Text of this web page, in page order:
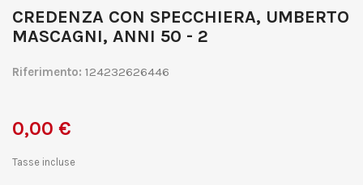
CREDENZA CON SPECCHIERA, UMBERTO
MASCAGNI, ANNI 50 - 2
Riferimento: 124232626446
0,00 €
Tasse incluse